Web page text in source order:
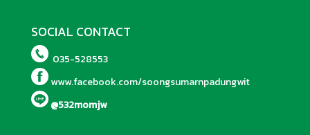
SOCIAL CONTACT
035-528553
www.facebook.com/soongsumarnpadungwit
@532momjw